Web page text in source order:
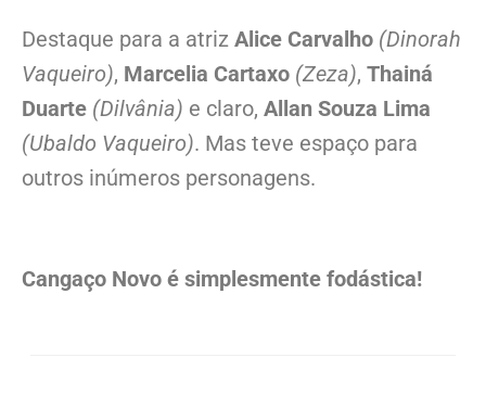
Destaque para a atriz Alice Carvalho (Dinorah
Vaqueiro), Marcelia Cartaxo (Zeza), Thainá
Duarte (Dilvânia) e claro, Allan Souza Lima
(Ubaldo Vaqueiro). Mas teve espaço para
outros inúmeros personagens.
Cangaço Novo é simplesmente fodástica!